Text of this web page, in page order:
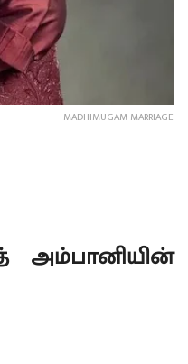
MADHIMUGAM MARRIAGE
அம்பானியின்